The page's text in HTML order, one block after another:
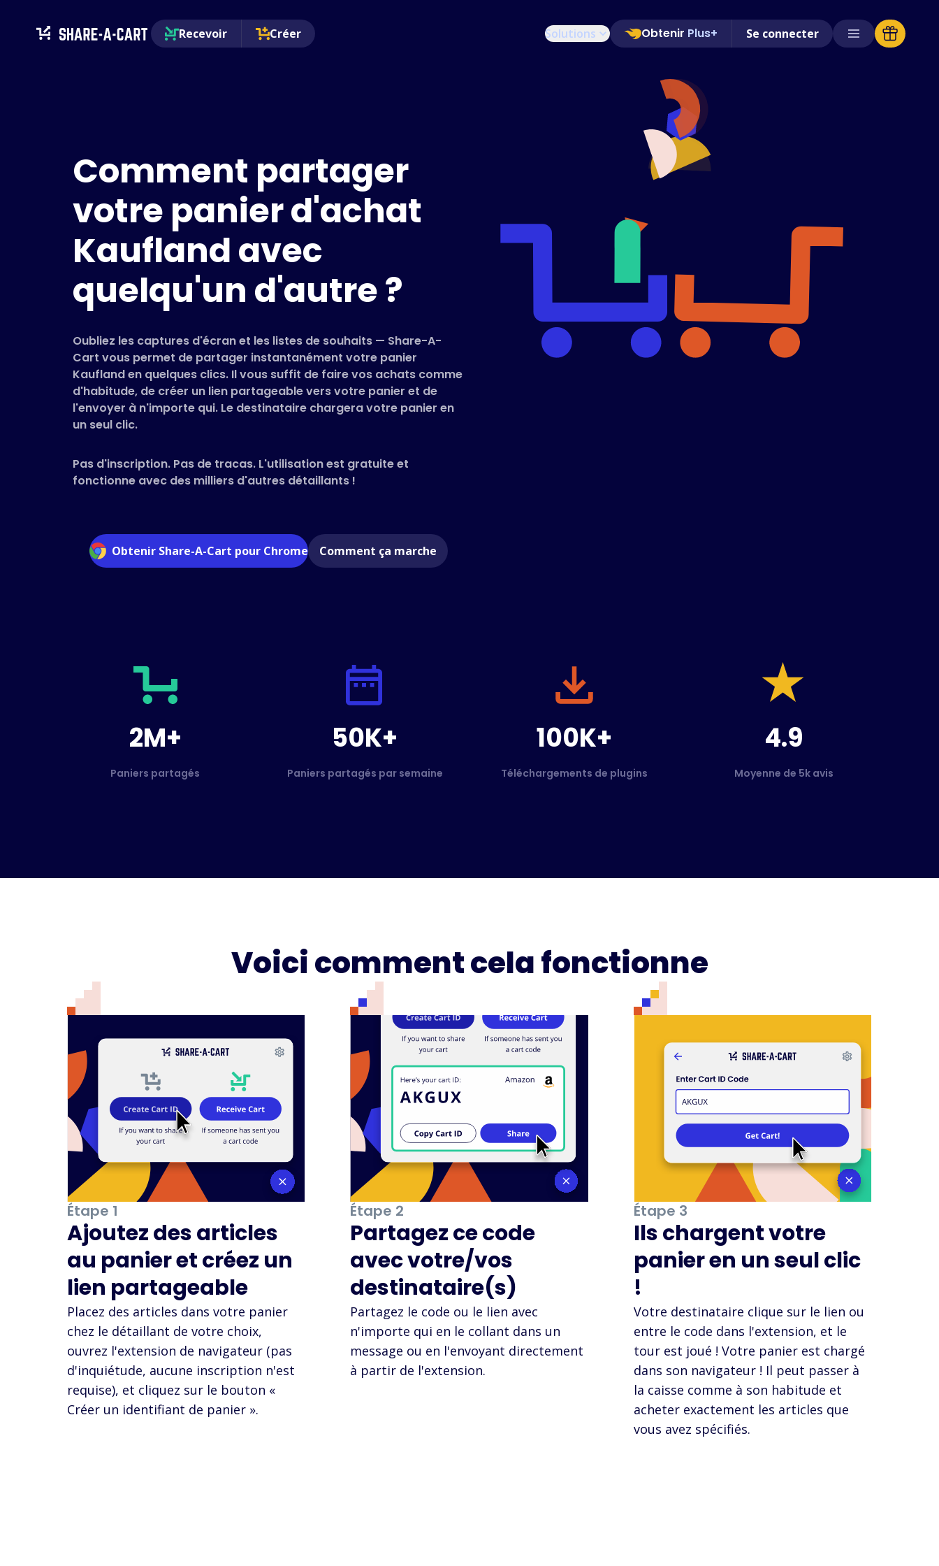
Recevoir Créer Solutions Obtenir Plus+ Se connecter
Comment partager
votre panier d'achat
Kaufland avec
quelqu'un d'autre ?
Oubliez les captures d'écran et les listes de souhaits — Share-A-
Cart vous permet de partager instantanément votre panier
Kaufland en quelques clics. Il vous suffit de faire vos achats comme
d'habitude, de créer un lien partageable vers votre panier et de
l'envoyer à n'importe qui. Le destinataire chargera votre panier en
un seul clic.
Pas d'inscription. Pas de tracas. L'utilisation est gratuite et
fonctionne avec des milliers d'autres détaillants !
Obtenir Share-A-Cart pour Chrome Comment ça marche
2M+
Paniers partagés
50K+
Paniers partagés par semaine
100K+
Téléchargements de plugins
4.9
Moyenne de 5k avis
Voici comment cela fonctionne
Étape 1
Ajoutez des articles
au panier et créez un
lien partageable
Placez des articles dans votre panier
chez le détaillant de votre choix,
ouvrez l'extension de navigateur (pas
d'inquiétude, aucune inscription n'est
requise), et cliquez sur le bouton «
Créer un identifiant de panier ».
Étape 2
Partagez ce code
avec votre/vos
destinataire(s)
Partagez le code ou le lien avec
n'importe qui en le collant dans un
message ou en l'envoyant directement
à partir de l'extension.
Étape 3
Ils chargent votre
panier en un seul clic
!
Votre destinataire clique sur le lien ou
entre le code dans l'extension, et le
tour est joué ! Votre panier est chargé
dans son navigateur ! Il peut passer à
la caisse comme à son habitude et
acheter exactement les articles que
vous avez spécifiés.